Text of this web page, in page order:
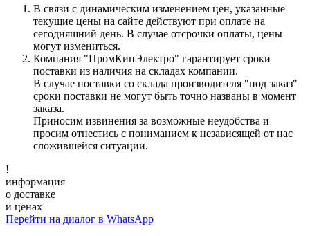
В связи с динамическим изменением цен, указанные
текущие цены на сайте действуют при оплате на
сегодняшний день. В случае отсрочки оплаты, цены
могут измениться.
Компания "ПромКипЭлектро" гарантирует сроки
поставки из наличия на складах компании.
В случае поставки со склада производителя "под заказ"
сроки поставки не могут быть точно названы в момент
заказа.
Приносим извинения за возможные неудобства и
просим отнестись с пониманием к независящей от нас
сложившейся ситуации.
!
информация
о доставке
и ценах
Перейти на диалог в WhatsApp